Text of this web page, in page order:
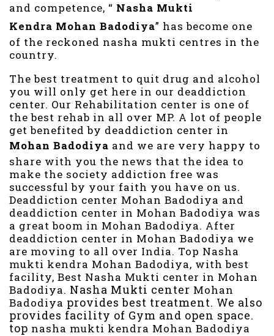
and competence, “ Nasha Mukti
Kendra Mohan Badodiya” has become one
of the reckoned nasha mukti centres in the
country.
The best treatment to quit drug and alcohol
you will only get here in our deaddiction
center. Our Rehabilitation center is one of
the best rehab in all over MP. A lot of people
get benefited by deaddiction center in
Mohan Badodiya and we are very happy to
share with you the news that the idea to
make the society addiction free was
successful by your faith you have on us.
Deaddiction center Mohan Badodiya and
deaddiction center in Mohan Badodiya was
a great boom in Mohan Badodiya. After
deaddiction center in Mohan Badodiya we
are moving to all over India. Top Nasha
mukti kendra Mohan Badodiya, with best
facility, Best Nasha Mukti center in Mohan
Badodiya. Nasha Mukti center Mohan
Badodiya provides best treatment. We also
provides facility of Gym and open space.
top nasha mukti kendra Mohan Badodiya